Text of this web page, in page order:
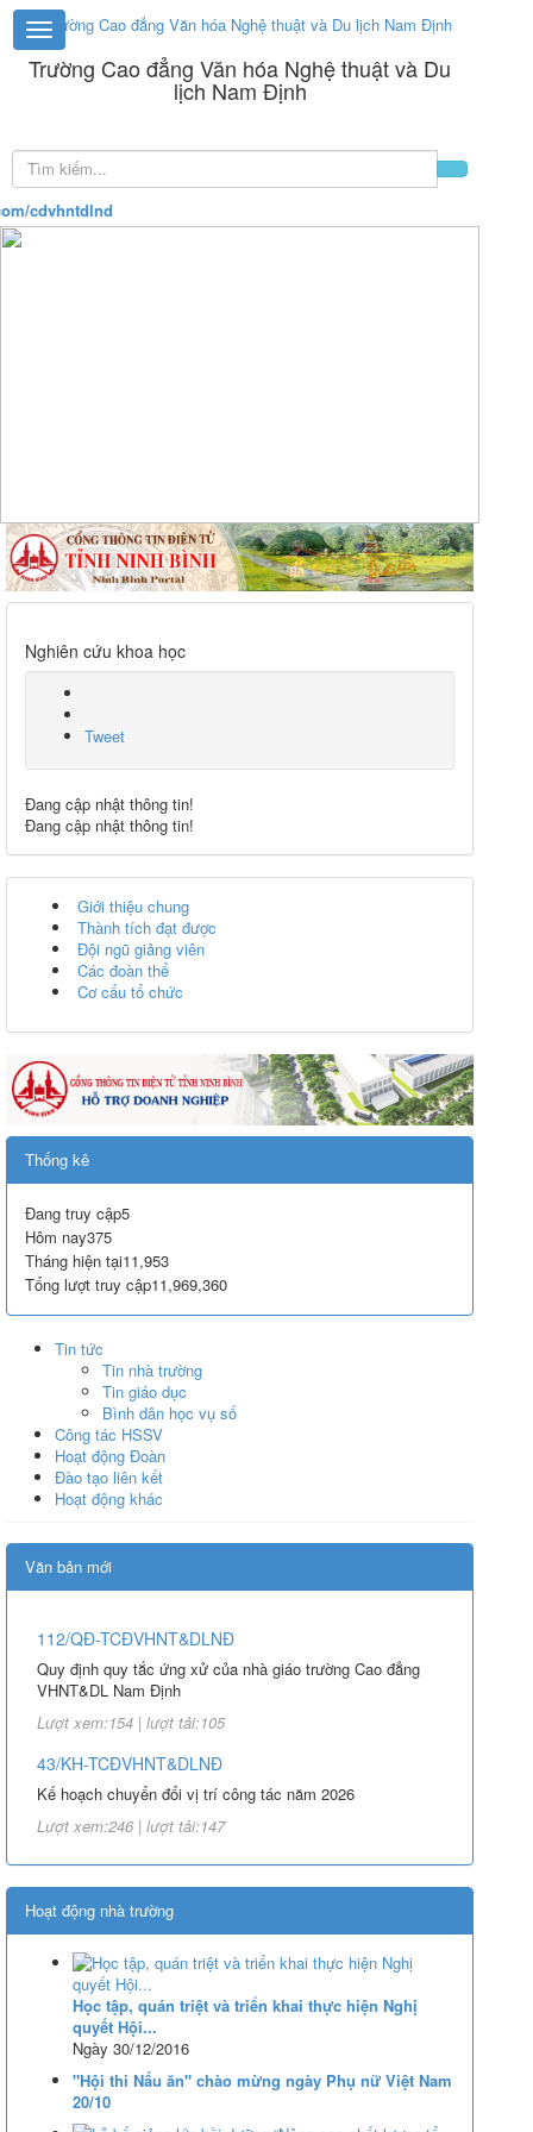
Trường Cao đẳng Văn hóa Nghệ thuật và Du
lịch Nam Định
cdvhntdlnd
Nghiên cứu khoa học
Tweet
Đang cập nhật thông tin!
Đang cập nhật thông tin!
Giới thiệu chung
Thành tích đạt được
Đội ngũ giảng viên
Các đoàn thể
Cơ cấu tổ chức
Thống kê
Đang truy cập5
Hôm nay375
Tháng hiện tại11,953
Tổng lượt truy cập11,969,360
Tin tức
Tin nhà trường
Tin giáo dục
Bình dân học vụ số
Công tác HSSV
Hoạt động Đoàn
Đào tạo liên kết
Hoạt động khác
Văn bản mới
112/QĐ-TCĐVHNT&DLNĐ
Quy định quy tắc ứng xử của nhà giáo trường Cao đẳng
VHNT&DL Nam Định
Lượt xem:154 | lượt tải:105
43/KH-TCĐVHNT&DLNĐ
Kế hoạch chuyển đổi vị trí công tác năm 2026
Lượt xem:246 | lượt tải:147
238/2025/NĐ-CP
phí, hỗ trợ chi phí học tập và giá dịch vụ trong lĩnh vực
giáo dục, đào tạo
Lượt xem:348 | lượt tải:226
71-NQ/TW
Nghị quyết số 71-NQ/TWcủa Bộ Chính trị về đột phá phát
triển giáo dục và đào tạo
Lượt xem:515 | lượt tải:0
Hoạt động nhà trường
Học tập, quán triệt và triển khai thực hiện Nghị
quyết Hội...
Ngày 30/12/2016
"Hội thi Nấu ăn" chào mừng ngày Phụ nữ Việt Nam
20/10